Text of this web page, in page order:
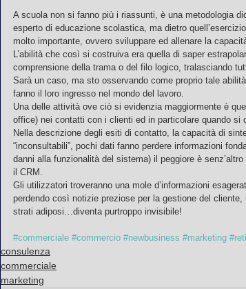
A scuola non si fanno più i riassunti, è una metodologia
esperto di educazione scolastica, ma dietro
molto importante, ovvero sviluppare ed allenare la
L’abilità che così si costruiva era quella di saper
comprensione della trama o del filo logico, tralasciando
Sarà un caso, ma sto osservando come proprio tale
fanno il loro ingresso nel mondo del lavoro.
Una delle attività ove ciò si evidenzia maggiormente è
office) nei contatti con i clienti ed in particolare quando si
Nella descrizione degli esiti di contatto, la capacità di
“inconsultabili”, pochi dati fanno perdere informazioni
danni alla funzionalità del sistema) il peggiore è
il CRM.
Gli utilizzatori troveranno una mole d’informazioni
perdendo così notizie preziose per la gestione del
strati adiposi…diventa purtroppo invisibile!
#commerciale #commercio #newbusiness #marketing
consulenza
commerciale
marketing